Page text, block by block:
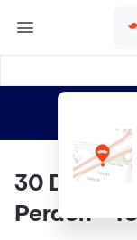
30 Días a
Perdón -